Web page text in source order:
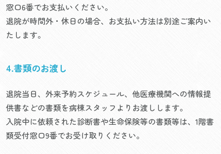
窓口6番でお支払いください。
退院が時間外・休日の場合、お支払い方法は別途ご案内い
たします。
4.書類のお渡し
退院当日、外来予約スケジュール、他医療機関への情報提
供書などの書類を病棟スタッフよりお渡しします。
入院中に依頼された診断書や生命保険等の書類等は、1階書
類受付窓口9番でお受け取りください。